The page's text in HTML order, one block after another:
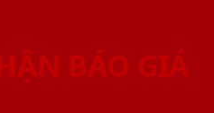
BÁO GIÁ